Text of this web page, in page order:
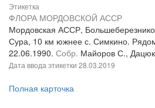
Этикетка
ФЛОРА МОРДОВСКОЙ АССР
Мордовская АССР,
Сура, 10 км южнее с. Симкино.
22.06.1990. Собр. Майоров С.,
Дата ввода этикетки 28.03.2019
Полная карточка